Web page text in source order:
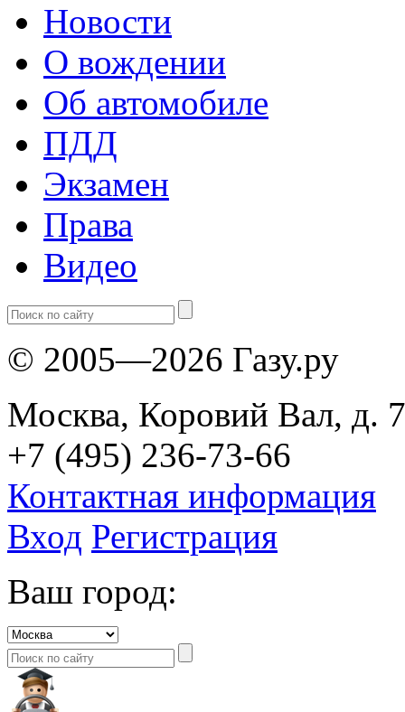
Новости
О вождении
Об автомобиле
ПДД
Экзамен
Права
Видео
© 2005—2026 Газу.ру
Москва, Коровий Вал, д.
+7 (495) 236-73-66
Контактная информация
Вход Регистрация
Ваш город: